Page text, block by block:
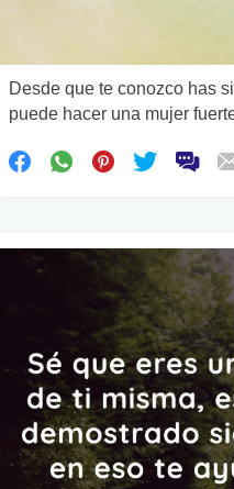
Desde que te conozco has
puede hacer una mujer